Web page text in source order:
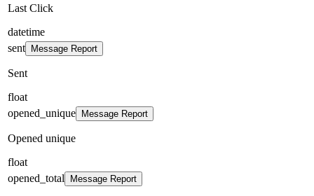
Last Click
datetime
sent
Message Report
Sent
float
opened_unique
Message Report
Opened unique
float
opened_total
Message Report